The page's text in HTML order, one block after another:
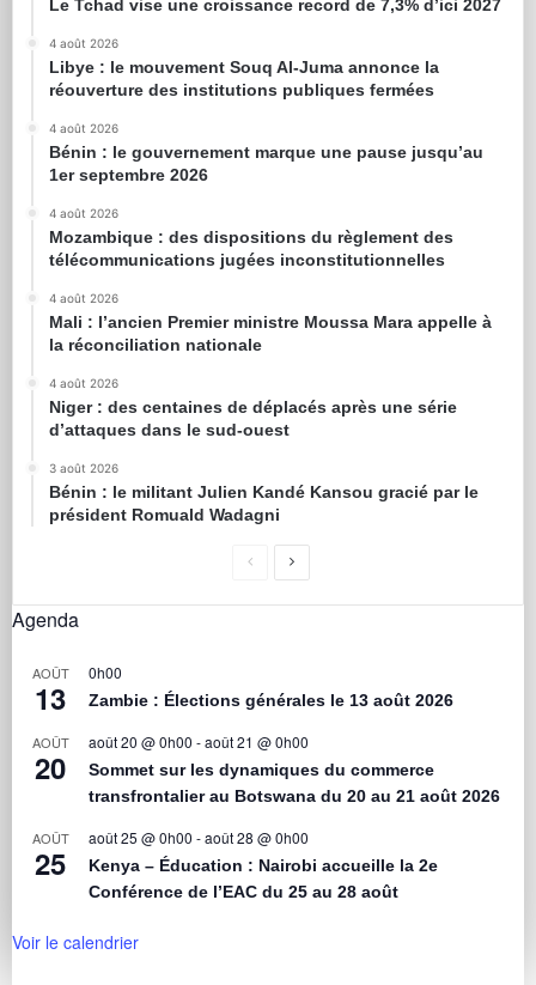
Le Tchad vise une croissance record de 7,3% d’ici 2027
4 août 2026
Libye : le mouvement Souq Al-Juma annonce la
réouverture des institutions publiques fermées
4 août 2026
Bénin : le gouvernement marque une pause jusqu’au
1er septembre 2026
4 août 2026
Mozambique : des dispositions du règlement des
télécommunications jugées inconstitutionnelles
4 août 2026
Mali : l’ancien Premier ministre Moussa Mara appelle à
la réconciliation nationale
4 août 2026
Niger : des centaines de déplacés après une série
d’attaques dans le sud-ouest
3 août 2026
Bénin : le militant Julien Kandé Kansou gracié par le
président Romuald Wadagni
Agenda
AOÛT
13
0h00
Zambie : Élections générales le 13 août 2026
AOÛT
20
août 20 @ 0h00 -août 21 @ 0h00
Sommet sur les dynamiques du commerce
transfrontalier au Botswana du 20 au 21 août 2026
AOÛT
25
août 25 @ 0h00 -août 28 @ 0h00
Kenya – Éducation : Nairobi accueille la 2e
Conférence de l’EAC du 25 au 28 août
Voir le calendrier